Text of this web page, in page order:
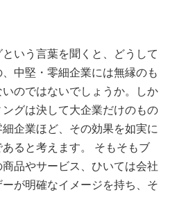
いう言葉を聞くと、どうして
中堅・零細企業には無縁のも
のではないでしょうか。しか
グは決して大企業だけのもの
企業ほど、その効果を如実に
ると考えます。 そもそもブ
品やサービス、ひいては会社
が明確なイメージを持ち、そ